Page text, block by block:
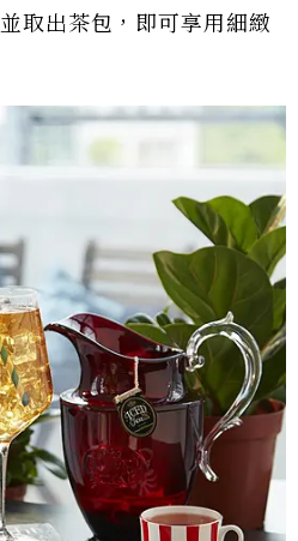
取出茶包，即可享用細緻